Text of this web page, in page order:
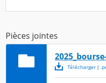
Pièces jointes
Télécharger( .